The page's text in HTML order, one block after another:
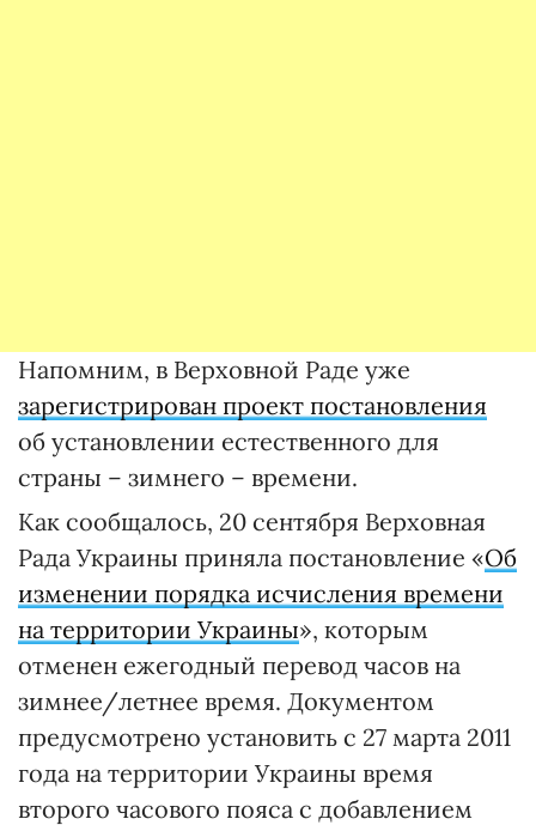
Напомним, в Верховной Раде уже
зарегистрирован проект постановления
об установлении естественного для
страны – зимнего – времени.
Как сообщалось, 20 сентября Верховная
Рада Украины приняла постановление «Об
изменении порядка исчисления времени
на территории Украины», которым
отменен ежегодный перевод часов на
зимнее/летнее время. Документом
предусмотрено установить с 27 марта 2011
года на территории Украины время
второго часового пояса с добавлением